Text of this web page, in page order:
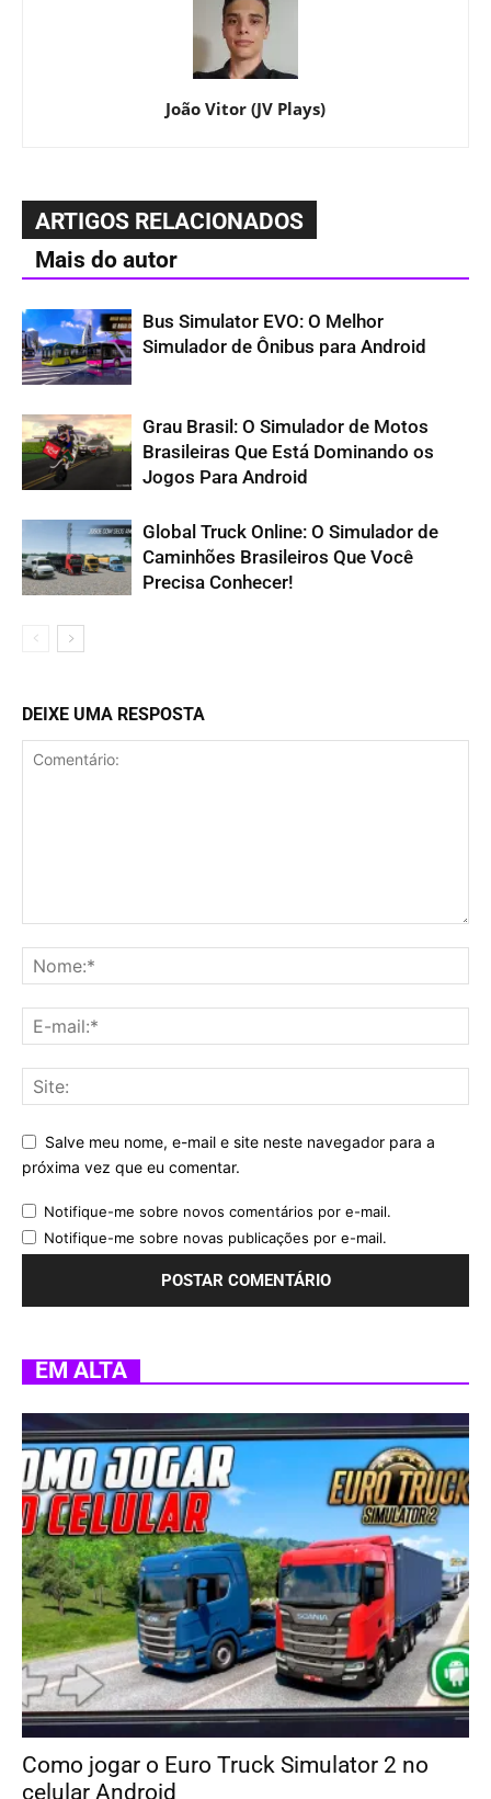
João Vitor (JV Plays)
ARTIGOS RELACIONADOS
Mais do autor
Bus Simulator EVO: O Melhor
Simulador de Ônibus para Android
Grau Brasil: O Simulador de Motos
Brasileiras Que Está Dominando os
Jogos Para Android
Global Truck Online: O Simulador de
Caminhões Brasileiros Que Você
Precisa Conhecer!
DEIXE UMA RESPOSTA
Salve meu nome, e-mail e site neste navegador para a
próxima vez que eu comentar.
Notifique-me sobre novos comentários por e-mail.
Notifique-me sobre novas publicações por e-mail.
EM ALTA
Como jogar o Euro Truck Simulator 2 no
celular Android